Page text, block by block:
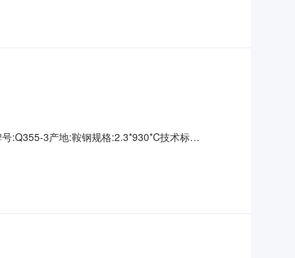
:Q355-3产地:鞍钢规格:2.3*930*C技术标